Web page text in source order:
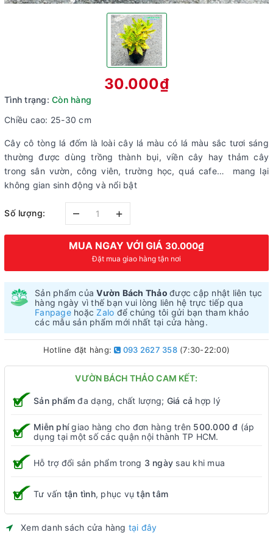
30.000₫
Tình trạng: Còn hàng
Chiều cao: 25-30 cm
Cây cô tòng lá đốm là loài cây lá màu có lá màu sắc tươi sáng
thường được dùng trồng thành bụi, viền cây hay thảm cây
trong sân vườn, công viên, trường học, quá cafe… mang lại
không gian sinh động và nổi bật
Số lượng: – +
MUA NGAY VỚI GIÁ 30.000₫
Đặt mua giao hàng tận nơi
Sản phẩm củaVườn Bách Thảo được cập nhật liên tục
hàng ngày vì thế bạn vui lòng liên hệ trực tiếp qua
FanpagehoặcZalo để chúng tôi gửi bạn tham khảo
các mẫu sản phẩm mới nhất tại cửa hàng.
Hotline đặt hàng: 093 2627 358(7:30-22:00)
VƯỜN BÁCH THẢO CAM KẾT:
Sản phẩm đa dạng, chất lượng; Giá cả hợp lý
Miễn phígiao hàng cho đơn hàng trên 500.000 đ (áp
dụng tại một số các quận nội thành TP HCM.
Hỗ trợ đổi sản phẩm trong 3 ngày sau khi mua
Tư vấn tận tình, phục vụtận tâm
Xem danh sách cửa hàng tại đây